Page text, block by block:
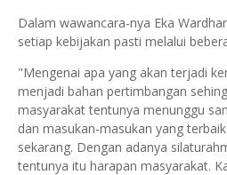
Dalam wawancara-nya Eka
setiap kebijakan pasti melalui
"Mengenai apa yang akan terjadi
menjadi bahan pertimbangan
masyarakat tentunya menunggu
dan masukan-masukan yang
sekarang. Dengan adanya
tentunya itu harapan masyarakat.